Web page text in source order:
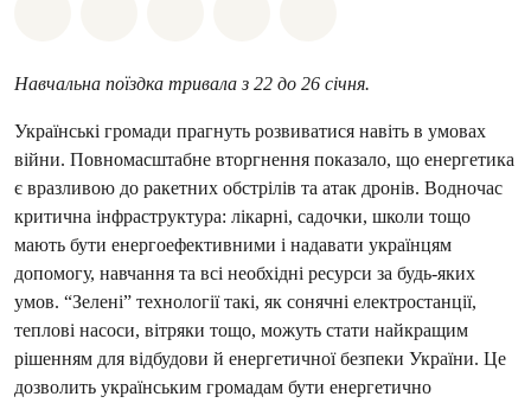
Навчальна поїздка тривала з 22 до 26 січня.
Українські громади прагнуть розвиватися навіть в умовах
війни. Повномасштабне вторгнення показало, що енергетика
є вразливою до ракетних обстрілів та атак дронів. Водночас
критична інфраструктура: лікарні, садочки, школи тощо
мають бути енергоефективними і надавати українцям
допомогу, навчання та всі необхідні ресурси за будь-яких
умов. “Зелені” технології такі, як сонячні електростанції,
теплові насоси, вітряки тощо, можуть стати найкращим
рішенням для відбудови й енергетичної безпеки України. Це
дозволить українським громадам бути енергетично